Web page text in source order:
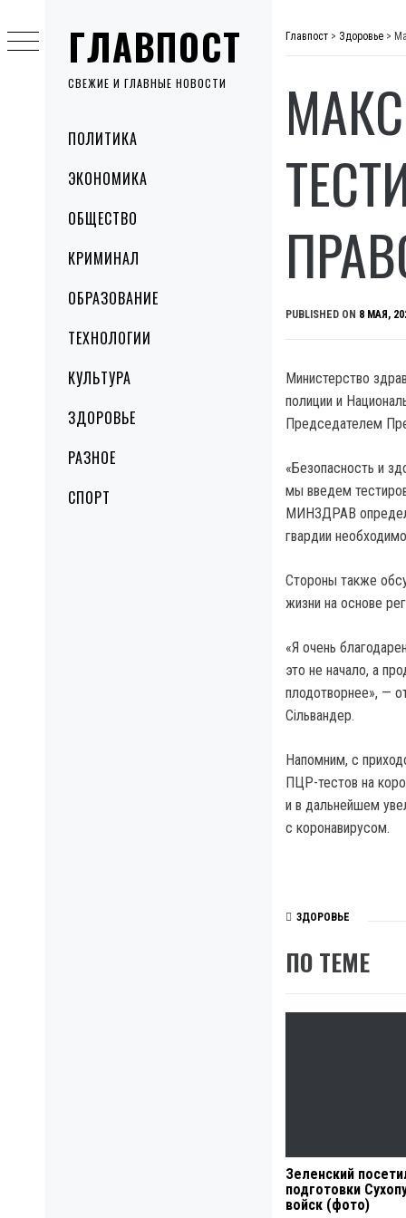
ГЛАВПОСТ
СВЕЖИЕ И ГЛАВНЫЕ НОВОСТИ
MenuПОЛИТИКА
ЭКОНОМИКА
ОБЩЕСТВО
КРИМИНАЛ
ОБРАЗОВАНИЕ
ТЕХНОЛОГИИ
КУЛЬТУРА
ЗДОРОВЬЕ
РАЗНОЕ
СПОРТ
to
content
Главпост > Здоровье >
PUBLISHED ON 8 МАЯ,
Министерство
полиции и
Председателем
«Безопасность и
мы введем
МИНЗДРАВ
гвардии
Стороны также
жизни на основе
«Я очень
это не начало, а
плодотворнее», —
Сільвандер.
Напомним, с
ПЦР-тестов на
и в дальнейшем
с коронавирусом.
ЗДОРОВЬЕ
ПО ТЕМЕ
Зеленский
подготовки
войск (фото)